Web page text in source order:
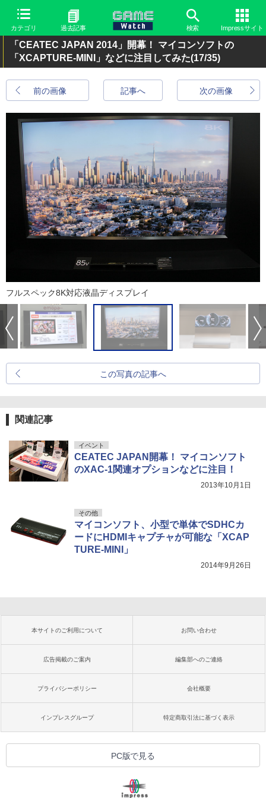
カテゴリ 過去記事 検索 Impressサイト
「CEATEC JAPAN 2014」開幕！ マイコンソフトの
「XCAPTURE-MINI」などに注目してみた(17/35)
前の画像 次の画像
記事へ
フルスペック8K対応液晶ディスプレイ
この写真の記事へ
関連記事
イベント
CEATEC JAPAN開幕！ マイコンソフト
のXAC-1関連オプションなどに注目！
2013年10月1日
その他
マイコンソフト、小型で単体でSDHCカ
ードにHDMIキャプチャが可能な「XCAP
TURE-MINI」
2014年9月26日
本サイトのご利用について お問い合わせ
広告掲載のご案内 編集部へのご連絡
プライバシーポリシー 会社概要
インプレスグループ 特定商取引法に基づく表示
PC版で見る